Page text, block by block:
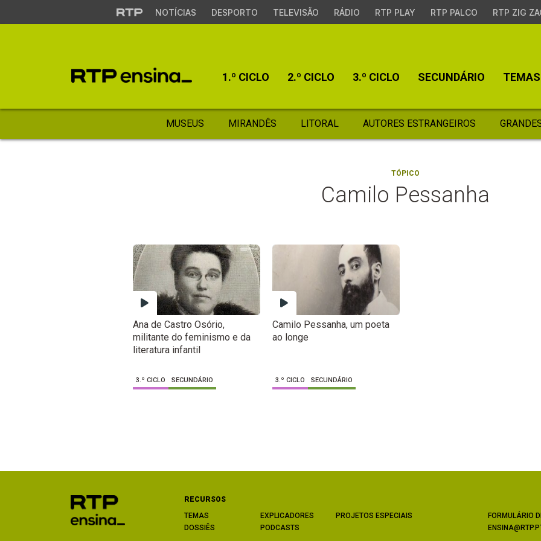
NOTÍCIAS DESPORTO TELEVISÃO RÁDIO RTP PLAY RTP PALCO RTP ZIG
1.º CICLO 2.º CICLO 3.º CICLO SECUNDÁRIO TEMAS
MUSEUS MIRANDÊS LITORAL AUTORES ESTRANGEIROS
TÓPICO
Camilo Pessanha
Ana de Castro Osório,
militante do feminismo e da
literatura infantil
3.º CICLO SECUNDÁRIO
Camilo Pessanha, um poeta
ao longe
3.º CICLO SECUNDÁRIO
RECURSOS
TEMAS
DOSSIÊS
EXPLICADORES
PODCASTS
PROJETOS ESPECIAIS
FORMULÁRIO